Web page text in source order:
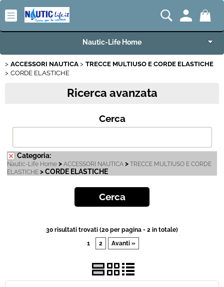
Nautic-Life Home
Accessori e Ricambi
Imbarcazioni e Motori
Carrelli Porta Barca
Best Seller
Fineserie e Occasioni
Usato
Pronta Consegna
ACCESSORI NAUTICA
TRECCE MULTIUSO E CORDE ELASTICHE
CORDE ELASTICHE
Ricerca avanzata
Cerca
Categoria:
Nautic-Life Home > ACCESSORI NAUTICA > TRECCE MULTIUSO E CORDE
ELASTICHE > CORDE ELASTICHE
30 risultati trovati (20 per pagina - 2 in totale)
1
2 Avanti »